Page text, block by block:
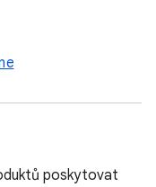
poskytovat